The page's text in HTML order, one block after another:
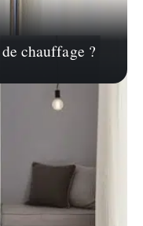
chauffage ?